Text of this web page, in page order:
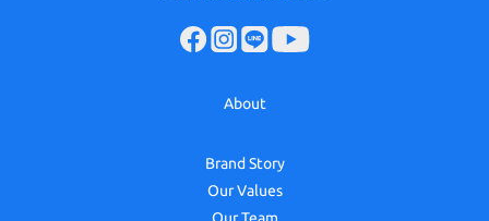
About
Brand Story
Our Values